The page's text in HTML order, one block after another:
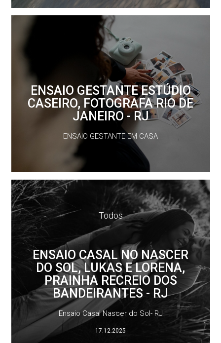
ENSAIO GESTANTE ESTÚDIO
CASEIRO, FOTOGRAFA RIO DE
JANEIRO - RJ
ENSAIO GESTANTE EM CASA
Todos
ENSAIO CASAL NO NASCER
DO SOL, LUKAS E LORENA,
PRAINHA RECREIO DOS
BANDEIRANTES - RJ
Ensaio Casal Nascer do Sol- RJ
17.12.2025